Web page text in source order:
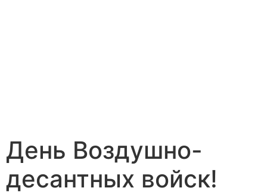
День Воздушно-
десантных войск!